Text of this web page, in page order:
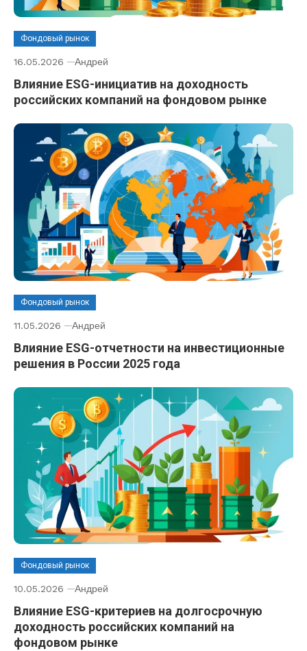
Фондовый рынок
16.05.2026 Андрей
Влияние ESG-инициатив на доходность
российских компаний на фондовом рынке
Фондовый рынок
11.05.2026 Андрей
Влияние ESG-отчетности на инвестиционные
решения в России 2025 года
Фондовый рынок
10.05.2026 Андрей
Влияние ESG-критериев на долгосрочную
доходность российских компаний на
фондовом рынке